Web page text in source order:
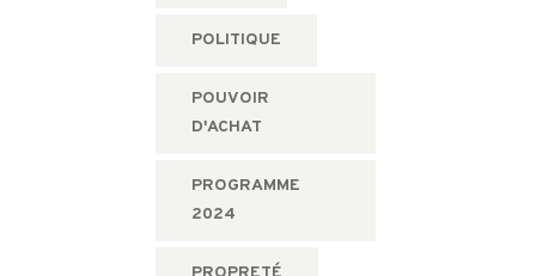
POLITIQUE
POUVOIR
D'ACHAT
PROGRAMME
2024